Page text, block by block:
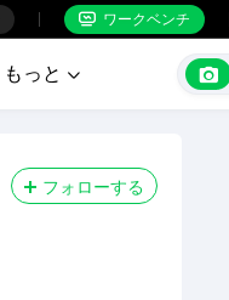
 ワークベンチ
もっと  
フォローする